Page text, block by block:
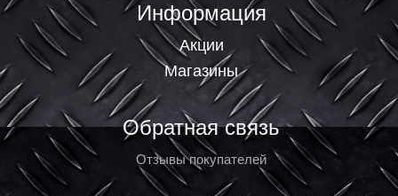
Информация
Акции
Магазины
Обратная связь
Отзывы покупателей